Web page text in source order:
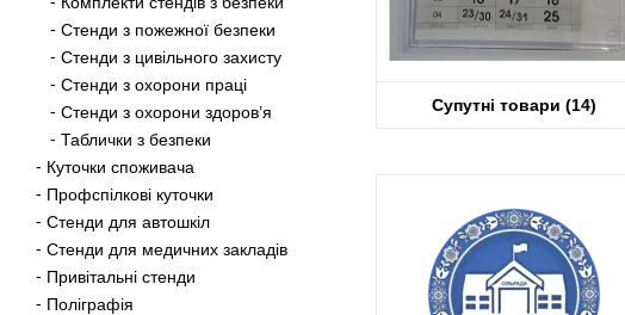
Стенди з пожежної безпеки
Стенди з цивільного захисту
Стенди з охорони праці
Стенди з охорони здоров’я
Таблички з безпеки
Куточки споживача
Профспілкові куточки
Стенди для автошкіл
Стенди для медичних закладів
Привітальні стенди
Поліграфія
Супутні товари (14)